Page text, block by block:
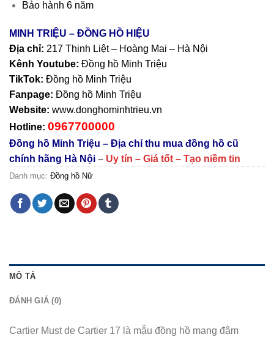
Bảo hành 6 năm
MINH TRIỆU – ĐỒNG HỒ HIỆU
Địa chỉ: 217 Thịnh Liệt – Hoàng Mai – Hà Nội
Kênh Youtube: Đồng hồ Minh Triệu
TikTok: Đồng hồ Minh Triệu
Fanpage: Đồng hồ Minh Triệu
Website: www.donghominhtrieu.vn
Hotline: 0967700000
Đồng hồ Minh Triệu – Địa chỉ thu mua đồng hồ cũ
chính hãng Hà Nội – Uy tín – Giá tốt – Tạo niềm tin
Danh mục: Đồng hồ Nữ
MÔ TẢ
ĐÁNH GIÁ (0)
Cartier Must de Cartier 17 là mẫu đồng hồ mang đậm